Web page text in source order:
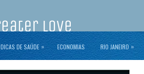
DICAS DE SAÚDE » ECONOMIAS RIO JANEIRO »